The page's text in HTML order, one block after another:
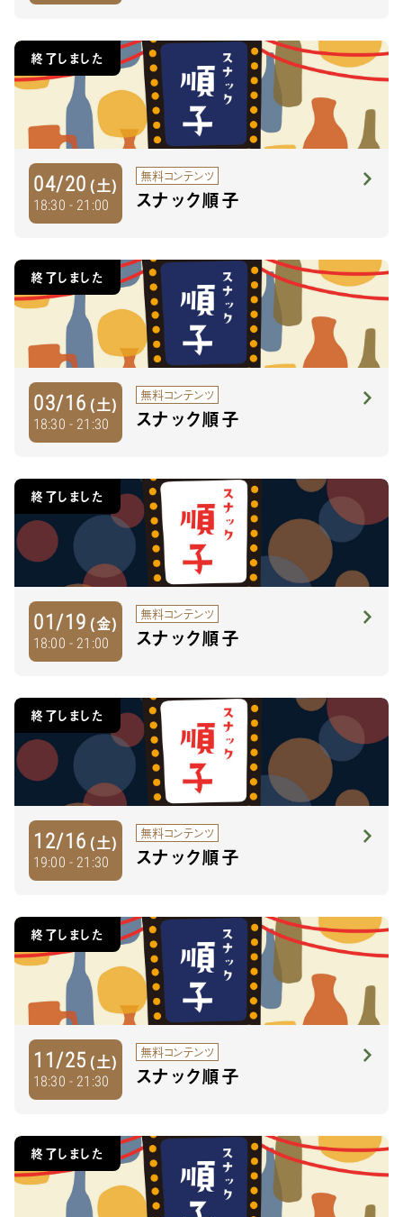
終了しました
04/20 (土)
18:30 - 21:00
無料コンテンツ
スナック順子
終了しました
03/16 (土)
18:30 - 21:30
無料コンテンツ
スナック順子
終了しました
01/19 (金)
18:00 - 21:00
無料コンテンツ
スナック順子
終了しました
12/16 (土)
19:00 - 21:30
無料コンテンツ
スナック順子
終了しました
11/25 (土)
18:30 - 21:30
無料コンテンツ
スナック順子
終了しました